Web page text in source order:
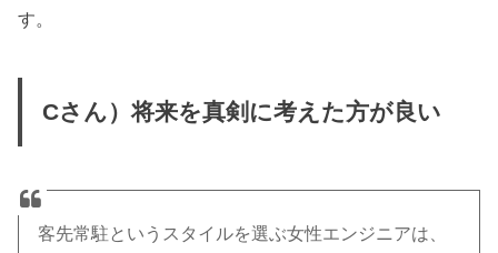
す。
Cさん）将来を真剣に考えた方が良い
客先常駐というスタイルを選ぶ女性エンジニアは、